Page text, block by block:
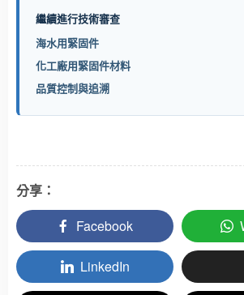
繼續進行技術審查
海水用緊固件
化工廠用緊固件材料
品質控制與追溯
分享：
Facebook
LinkedIn